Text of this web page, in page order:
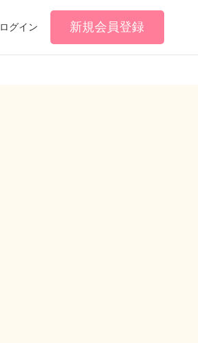
ログイン 新規会員登録